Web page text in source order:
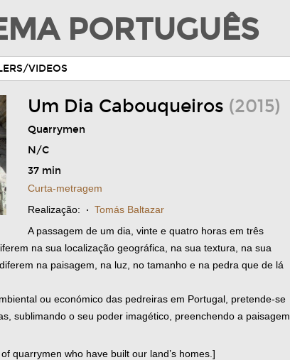
PORTUGUÊS
VIDEOS
Um Dia Cabouqueiros (2015)
Quarrymen
N/C
37 min
Curta-metragem
Realização: · Tomás Baltazar
A passagem de um dia, vinte e quatro horas em três
na sua localização geográfica, na sua textura, na sua
na paisagem, na luz, no tamanho e na pedra que de lá
ou económico das pedreiras em Portugal, pretende-se
sublimando o seu poder imagético, preenchendo a paisagem
quarrymen who have built our land’s homes.]